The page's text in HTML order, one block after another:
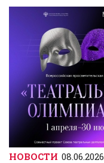
НОВОСТИ 08.06.2026